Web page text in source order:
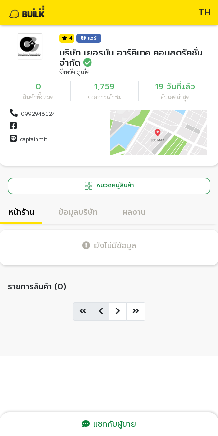
TH
4 แชร์
บริษัท เยอรมัน อาร์คิเทค คอนสตรัคชั่น
จำกัด
จังหวัด ภูเก็ต
0
สินค้าทั้งหมด
1,759
ยอดการเข้าชม
19 วันที่แล้ว
อัปเดตล่าสุด
0992946124
-
captainmit
หมวดหมู่สินค้า
หน้าร้าน ข้อมูลบริษัท ผลงาน
ยังไม่มีข้อมูล
รายการสินค้า (0)
แชทกับผู้ขาย